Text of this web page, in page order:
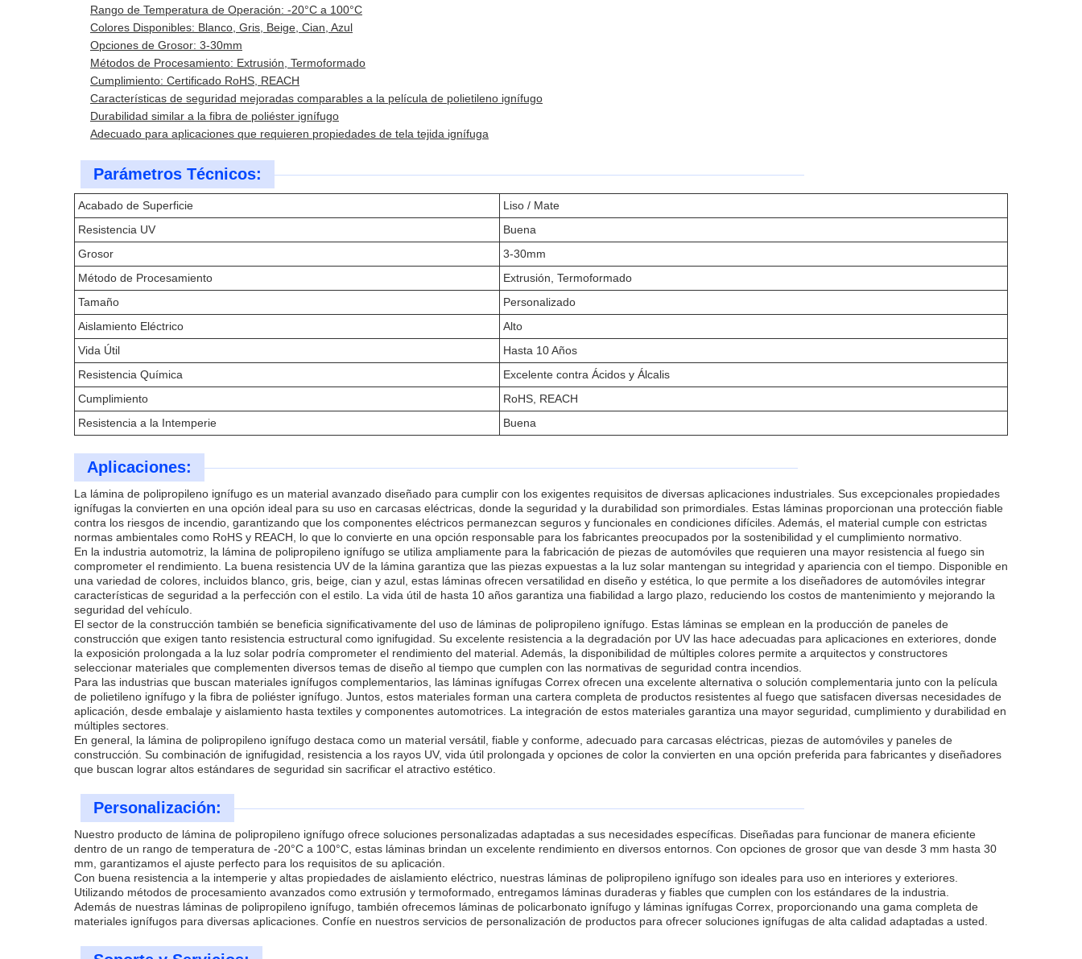
Rango de Temperatura de Operación: -20°C a 100°C
Colores Disponibles: Blanco, Gris, Beige, Cian, Azul
Opciones de Grosor: 3-30mm
Métodos de Procesamiento: Extrusión, Termoformado
Cumplimiento: Certificado RoHS, REACH
Características de seguridad mejoradas comparables a la película de polietileno ignífugo
Durabilidad similar a la fibra de poliéster ignífugo
Adecuado para aplicaciones que requieren propiedades de tela tejida ignífuga
Parámetros Técnicos:
Acabado de Superficie
Liso / Mate
Resistencia UV
Buena
Grosor
3-30mm
Método de Procesamiento
Extrusión, Termoformado
Tamaño
Personalizado
Aislamiento Eléctrico
Alto
Vida Útil
Hasta 10 Años
Resistencia Química
Excelente contra Ácidos y Álcalis
Cumplimiento
RoHS, REACH
Resistencia a la Intemperie
Buena
Aplicaciones:
La lámina de polipropileno ignífugo es un material avanzado diseñado para cumplir con los exigentes requisitos de diversas aplicaciones industriales. Sus excepcionales propiedades
ignífugas la convierten en una opción ideal para su uso en carcasas eléctricas, donde la seguridad y la durabilidad son primordiales. Estas láminas proporcionan una protección fiable
contra los riesgos de incendio, garantizando que los componentes eléctricos permanezcan seguros y funcionales en condiciones difíciles. Además, el material cumple con estrictas
normas ambientales como RoHS y REACH, lo que lo convierte en una opción responsable para los fabricantes preocupados por la sostenibilidad y el cumplimiento normativo.
En la industria automotriz, la lámina de polipropileno ignífugo se utiliza ampliamente para la fabricación de piezas de automóviles que requieren una mayor resistencia al fuego sin
comprometer el rendimiento. La buena resistencia UV de la lámina garantiza que las piezas expuestas a la luz solar mantengan su integridad y apariencia con el tiempo. Disponible en
una variedad de colores, incluidos blanco, gris, beige, cian y azul, estas láminas ofrecen versatilidad en diseño y estética, lo que permite a los diseñadores de automóviles integrar
características de seguridad a la perfección con el estilo. La vida útil de hasta 10 años garantiza una fiabilidad a largo plazo, reduciendo los costos de mantenimiento y mejorando la
seguridad del vehículo.
El sector de la construcción también se beneficia significativamente del uso de láminas de polipropileno ignífugo. Estas láminas se emplean en la producción de paneles de
construcción que exigen tanto resistencia estructural como ignifugidad. Su excelente resistencia a la degradación por UV las hace adecuadas para aplicaciones en exteriores, donde
la exposición prolongada a la luz solar podría comprometer el rendimiento del material. Además, la disponibilidad de múltiples colores permite a arquitectos y constructores
seleccionar materiales que complementen diversos temas de diseño al tiempo que cumplen con las normativas de seguridad contra incendios.
Para las industrias que buscan materiales ignífugos complementarios, las láminas ignífugas Correx ofrecen una excelente alternativa o solución complementaria junto con la película
de polietileno ignífugo y la fibra de poliéster ignífugo. Juntos, estos materiales forman una cartera completa de productos resistentes al fuego que satisfacen diversas necesidades de
aplicación, desde embalaje y aislamiento hasta textiles y componentes automotrices. La integración de estos materiales garantiza una mayor seguridad, cumplimiento y durabilidad en
múltiples sectores.
En general, la lámina de polipropileno ignífugo destaca como un material versátil, fiable y conforme, adecuado para carcasas eléctricas, piezas de automóviles y paneles de
construcción. Su combinación de ignifugidad, resistencia a los rayos UV, vida útil prolongada y opciones de color la convierten en una opción preferida para fabricantes y diseñadores
que buscan lograr altos estándares de seguridad sin sacrificar el atractivo estético.
Personalización:
Nuestro producto de lámina de polipropileno ignífugo ofrece soluciones personalizadas adaptadas a sus necesidades específicas. Diseñadas para funcionar de manera eficiente
dentro de un rango de temperatura de -20°C a 100°C, estas láminas brindan un excelente rendimiento en diversos entornos. Con opciones de grosor que van desde 3 mm hasta 30
mm, garantizamos el ajuste perfecto para los requisitos de su aplicación.
Con buena resistencia a la intemperie y altas propiedades de aislamiento eléctrico, nuestras láminas de polipropileno ignífugo son ideales para uso en interiores y exteriores.
Utilizando métodos de procesamiento avanzados como extrusión y termoformado, entregamos láminas duraderas y fiables que cumplen con los estándares de la industria.
Además de nuestras láminas de polipropileno ignífugo, también ofrecemos láminas de policarbonato ignífugo y láminas ignífugas Correx, proporcionando una gama completa de
materiales ignífugos para diversas aplicaciones. Confíe en nuestros servicios de personalización de productos para ofrecer soluciones ignífugas de alta calidad adaptadas a usted.